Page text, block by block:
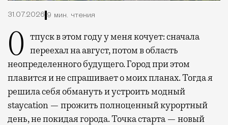
31.07.2026 9 мин. чтения
Отпуск в этом году у меня кочует: сначала переехал на август, потом в область
неопределенного будущего. Город при этом
плавится и не спрашивает о моих планах. Тогда я
решила себя обмануть и устроить модный
staycation — прожить полноценный курортный
день, не покидая города. Точка старта — новый